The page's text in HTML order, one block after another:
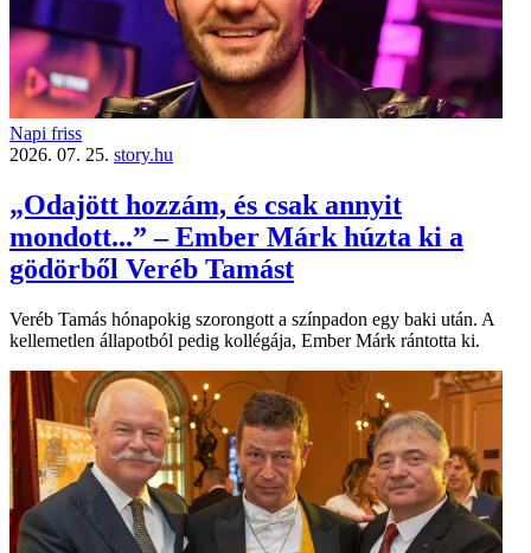
Napi friss
2026. 07. 25. story.hu
„Odajött hozzám, és csak annyit
mondott...” – Ember Márk húzta ki a
gödörből Veréb Tamást
Veréb Tamás hónapokig szorongott a színpadon egy baki után. A
kellemetlen állapotból pedig kollégája, Ember Márk rántotta ki.